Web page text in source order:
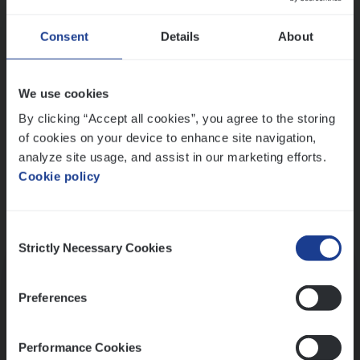
Consent Details About
We use cookies
By clicking “Accept all cookies”, you agree to the storing
of cookies on your device to enhance site navigation,
analyze site usage, and assist in our marketing efforts.
Cookie policy
Selection
Strictly Necessary Cookies
Preferences
Performance Cookies
Ons sollicitatieproces